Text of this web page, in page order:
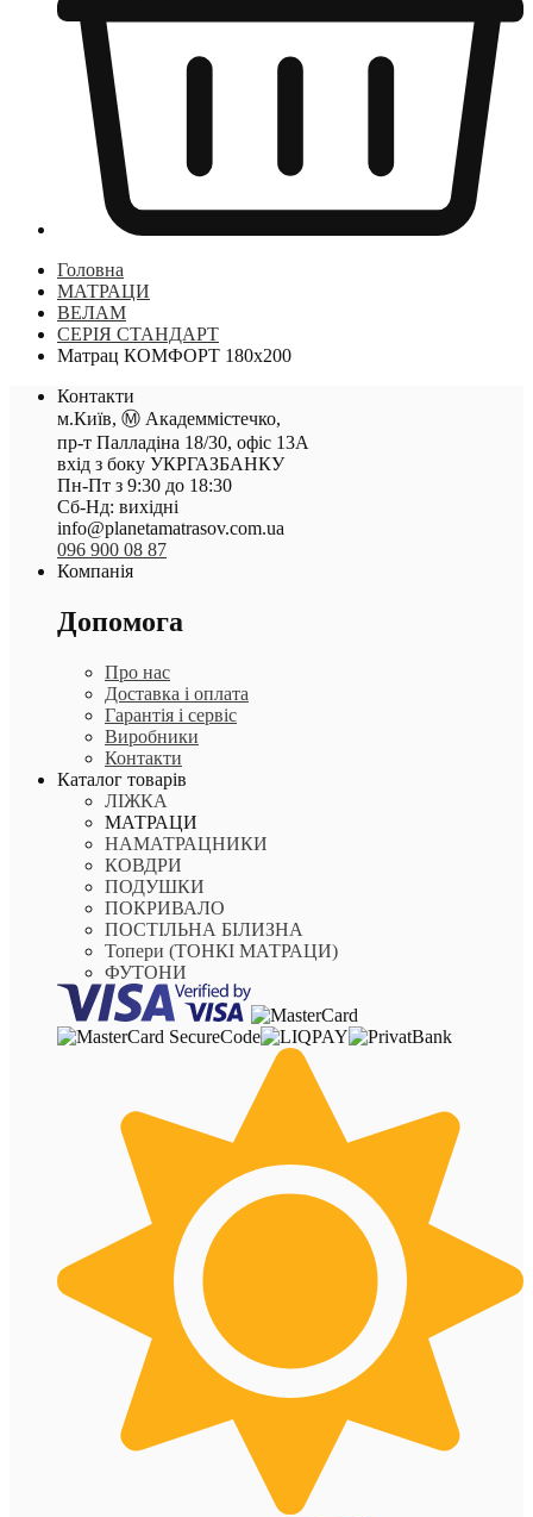
Головна
МАТРАЦИ
ВЕЛАМ
СЕРІЯ СТАНДАРТ
Матрац КОМФОРТ 180х200
Контакти
м.Київ, Ⓜ️ Академмістечко,
пр-т Палладіна 18/30, офіс 13А
вхід з боку УКРГАЗБАНКУ
Пн-Пт з 9:30 до 18:30
Сб-Нд: вихідні
info@planetamatrasov.com.ua
096 900 08 87
Компанія
Допомога
Про нас
Доставка і оплата
Гарантія і сервіс
Виробники
Контакти
Каталог товарів
ЛІЖКА
МАТРАЦИ
НАМАТРАЦНИКИ
КОВДРИ
ПОДУШКИ
ПОКРИВАЛО
ПОСТІЛЬНА БІЛИЗНА
Топери (ТОНКІ МАТРАЦИ)
ФУТОНИ